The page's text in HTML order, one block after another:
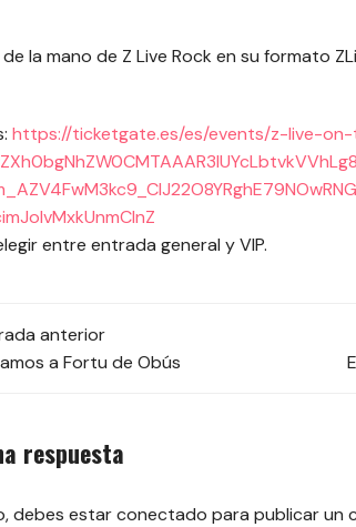
la mano de Z Live Rock en su formato
https://ticketgate.es/es/events/z-live-
entre entrada general y VIP.
anterior
a Fortu de Obús
respuesta
debes estarconectado para publicar un